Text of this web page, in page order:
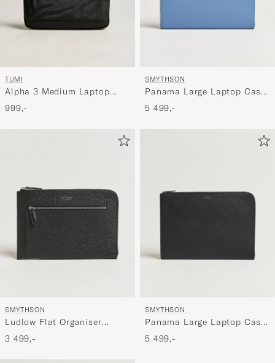
TUMI
Alpha 3 Medium Laptop
Cover Black
999,-
SMYTHSON
Panama Large Laptop Case
Nile Blue
5 499,-
SMYTHSON
Ludlow Flat Organiser
Pouch Black
3 499,-
SMYTHSON
Panama Large Laptop Case
Black
5 499,-